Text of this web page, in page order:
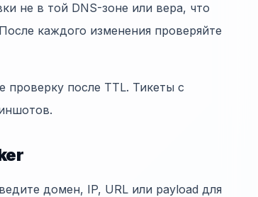
не в той DNS-зоне или вера, что
каждого изменения проверяйте
проверку после TTL. Тикеты с
домен, IP, URL или payload для